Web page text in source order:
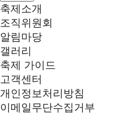
축제소개
조직위원회
알림마당
갤러리
축제 가이드
고객센터
개인정보처리방침
이메일무단수집거부